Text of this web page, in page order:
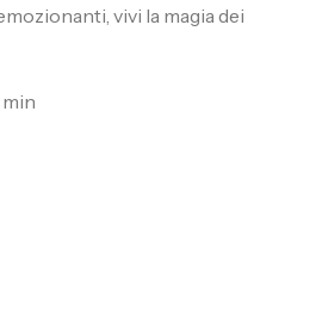
vivi la magia dei
min